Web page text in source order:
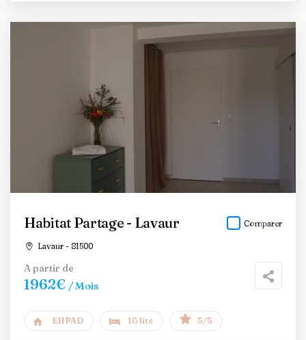
Habitat Partage - Lavaur
Lavaur - 81500
Comparer
A partir de
1962€ / Mois
EHPAD 16 lits 5/5